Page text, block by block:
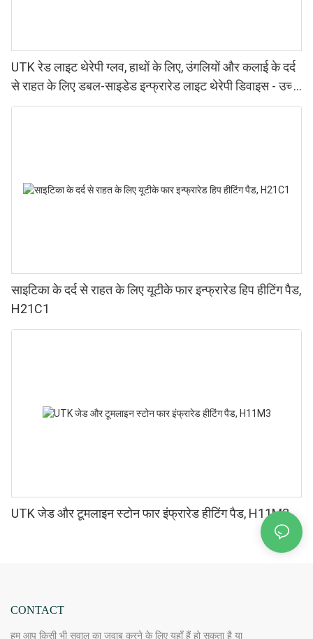
UTK रेड लाइट थेरेपी ग्लव, हाथों के लिए, उंगलियों और कलाई के दर्द
से राहत के लिए डबल-साइडेड इन्फ्रारेड लाइट थेरेपी डिवाइस - उच्च
प्रदर्शन वाले 660 850nm LED, 4 चिप्स इन 1, घर पर रेड लाइट
साइटिका के दर्द से राहत के लिए यूटीके फार इन्फ्रारेड हिप हीटिंग पैड,
H21C1
UTK जेड और टूमलाइन स्टोन फार इंफ्रारेड हीटिंग पैड, H11M3
CONTACT
हम आप किसी भी सवाल का जवाब करने के लिए यहाँ हैं हो सकता है या